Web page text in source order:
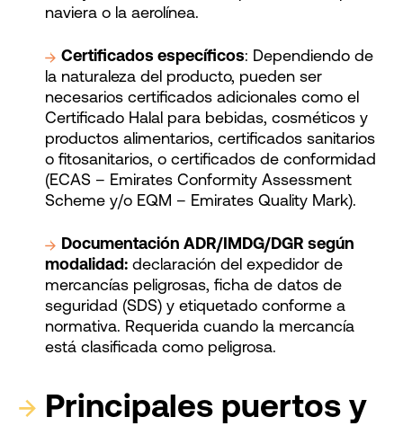
naviera o la aerolínea.
Certificados específicos: Dependiendo de
la naturaleza del producto, pueden ser
necesarios certificados adicionales como el
Certificado Halal para bebidas, cosméticos y
productos alimentarios, certificados sanitarios
o fitosanitarios, o certificados de conformidad
(ECAS – Emirates Conformity Assessment
Scheme y/o EQM – Emirates Quality Mark).
Documentación ADR/IMDG/DGR según
modalidad: declaración del expedidor de
mercancías peligrosas, ficha de datos de
seguridad (SDS) y etiquetado conforme a
normativa. Requerida cuando la mercancía
está clasificada como peligrosa.
→ Principales puertos y